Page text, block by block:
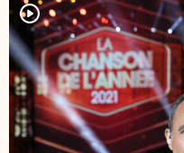
player2